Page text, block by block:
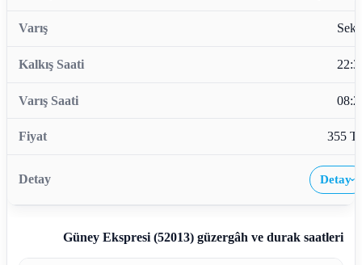
355
Detay›
Güney Ekspresi (52013)güzergâh ve durak saatleri